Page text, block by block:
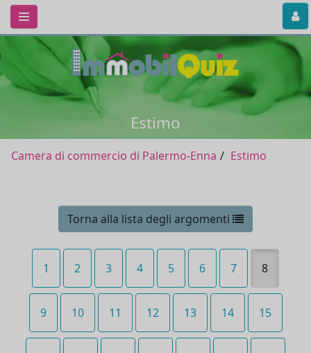
Estimo
Camera di commercio di Palermo-Enna Estimo
Torna alla lista degli argomenti
1 2 3 4 5 6 7 8
9 10 11 12 13 14 15